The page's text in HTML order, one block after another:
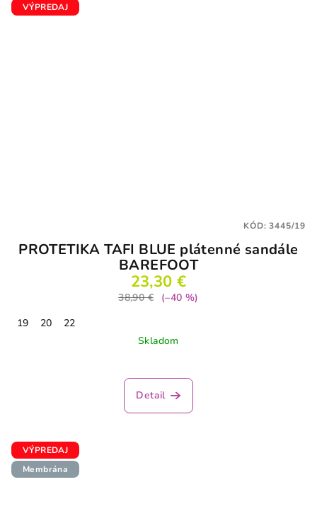
VÝPREDAJ
PROTETIKA TAFI BLUE plátenné sandále
BAREFOOT
23,30 €
38,90 €
(–40 %)
19
20
22
Skladom
Detail
KÓD:3445/19
VÝPREDAJ
Membrána